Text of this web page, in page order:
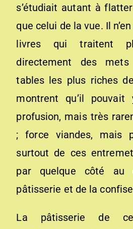
s’étudiait autant à
que celui de la vue. Il
livres qui traitent
directement des
tables les plus riches
montrent qu’il pouvait
profusion, mais très
; force viandes, mais
surtout de ces
par quelque côté au
pâtisserie et de la
La pâtisserie de